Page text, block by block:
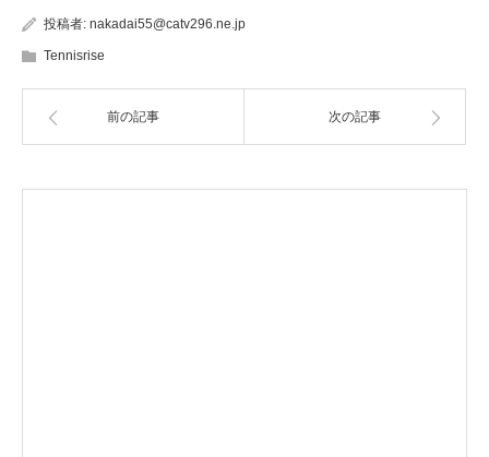
投稿者: nakadai55@catv296.ne.jp
Tennisrise
前の記事 次の記事